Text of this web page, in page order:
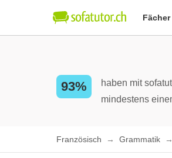
93%
haben mit
mindestens
Französisch Grammatik